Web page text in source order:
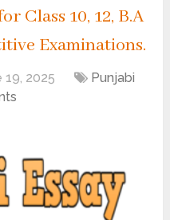
Class 10, 12, B.A
Examinations.
19, 2025
Punjabi